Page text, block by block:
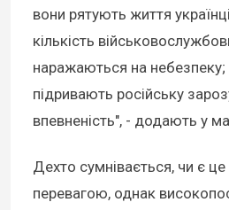
вони рятують життя
кількість
наражаються на небезпеку;
підривають російську
впевненість", - додають у
Дехто сумнівається, чи є
перевагою, однак